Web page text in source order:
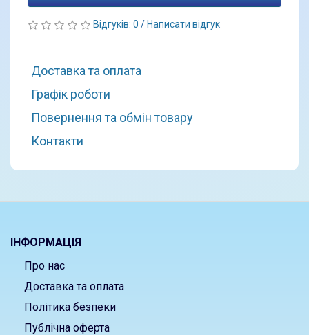
Відгуків: 0 / Написати відгук
Доставка та оплата
Графік роботи
Повернення та обмін товару
Контакти
ІНФОРМАЦІЯ
Про нас
Доставка та оплата
Політика безпеки
Публічна оферта